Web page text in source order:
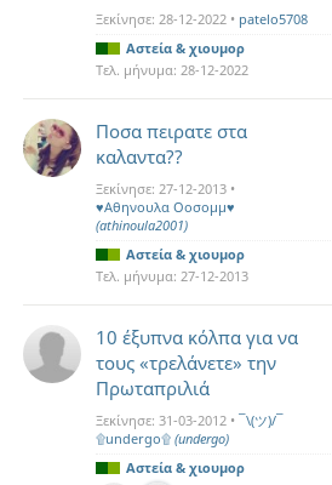
Ξεκίνησε: 28-12-2022 • patelo5708
Αστεία & χιουμορ
Τελ. μήνυμα: 28-12-2022
Ποσα πειρατε στα
καλαντα??
Ξεκίνησε: 27-12-2013 •
♥Αθηνουλα Οοσομμ♥
(athinoula2001)
Αστεία & χιουμορ
Τελ. μήνυμα: 27-12-2013
10 έξυπνα κόλπα για να
τους «τρελάνετε» την
Πρωταπριλιά
Ξεκίνησε: 31-03-2012 • ¯\(ツ)/¯
۩undergo۩ (undergo)
Αστεία & χιουμορ